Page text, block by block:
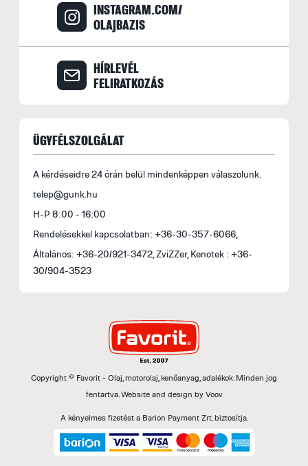
INSTAGRAM.COM/
OLAJBAZIS
HÍRLEVÉL
FELIRATKOZÁS
ÜGYFÉLSZOLGÁLAT
A kérdéseidre 24 órán belül mindenképpen válaszolunk.
telep@gunk.hu
H-P 8:00 - 16:00
Rendelésekkel kapcsolatban: +36-30-357-6066,
Általános: +36-20/921-3472, ZviZZer, Kenotek : +36-
30/904-3523
Copyright © Favorit - Olaj, motorolaj, kenőanyag, adalékok. Minden jog
fentartva.Website and design by Voov
A kényelmes fizetést a Barion Payment Zrt. biztosítja.